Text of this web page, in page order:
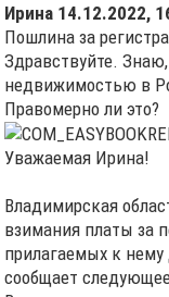
Ирина 14.12.2022,
Пошлина за
Здравствуйте.
недвижимостью в
Правомерно ли это?
Уважаемая Ирина!
Владимирская
взимания платы за
прилагаемых к
сообщает